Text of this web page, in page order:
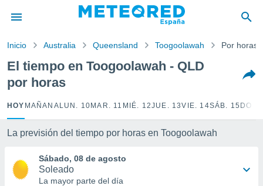
por
para
la
calidad.
a este
las
y
forma
Inicio Australia Queensland Toogoolawah Por horas
El tiempo en Toogoolawah - QLD
por horas
HOY MAÑANA LUN. 10 MAR. 11 MIÉ. 12JUE. 13VIE. 14SÁB. 15
La previsión del tiempo por horas en Toogoolawah
Sábado, 08 de agosto
Soleado
La mayor parte del día